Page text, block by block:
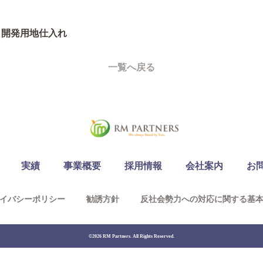
発用地仕入れ
一覧へ戻る
実績 事業概要 採用情報 会社案内 お
バシーポリシー 勧誘方針 反社会勢力への対応に関する基
©2026 RM Partners. All Rights Reserved.